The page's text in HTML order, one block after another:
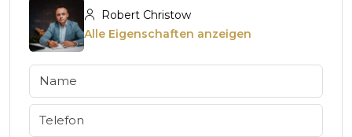
Robert Christow
Alle Eigenschaften anzeigen